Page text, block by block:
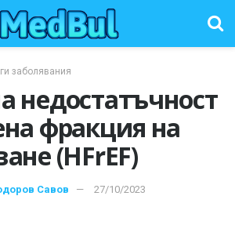
заболявания
недостатъчност
фракция на
(HFrEF)
Савов 27/10/2023